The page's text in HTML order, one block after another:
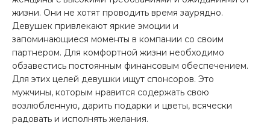
жизни. Они не хотят проводить время заурядно.
Девушек привлекают яркие эмоции и
запоминающиеся моменты в компании со своим
партнером. Для комфортной жизни необходимо
обзавестись постоянным финансовым обеспечением.
Для этих целей девушки ищут спонсоров. Это
мужчины, которым нравится содержать свою
возлюбленную, дарить подарки и цветы, всячески
радовать и исполнять желания.